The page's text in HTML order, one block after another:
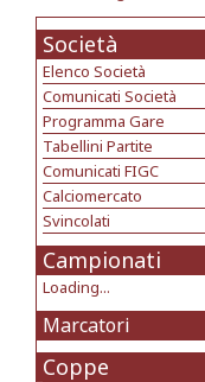
Società
Elenco Società
Comunicati Società
Programma Gare
Tabellini Partite
Comunicati FIGC
Calciomercato
Svincolati
Campionati
Loading...
Marcatori
Coppe